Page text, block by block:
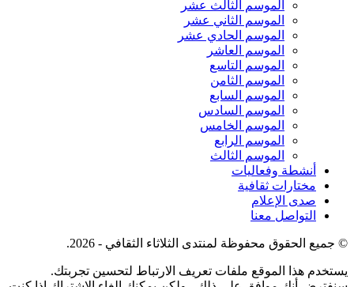
الموسم الثالث عشر
الموسم الثاني عشر
الموسم الحادي عشر
الموسم العاشر
الموسم التاسع
الموسم الثامن
الموسم السابع
الموسم السادس
الموسم الخامس
الموسم الرابع
الموسم الثالث
أنشطة وفعاليات
مختارات ثقافية
صدى الإعلام
التواصل معنا
© جميع الحقوق محفوظة لمنتدى الثلاثاء الثقافي - 2026.
يستخدم هذا الموقع ملفات تعريف الارتباط لتحسين تجربتك.